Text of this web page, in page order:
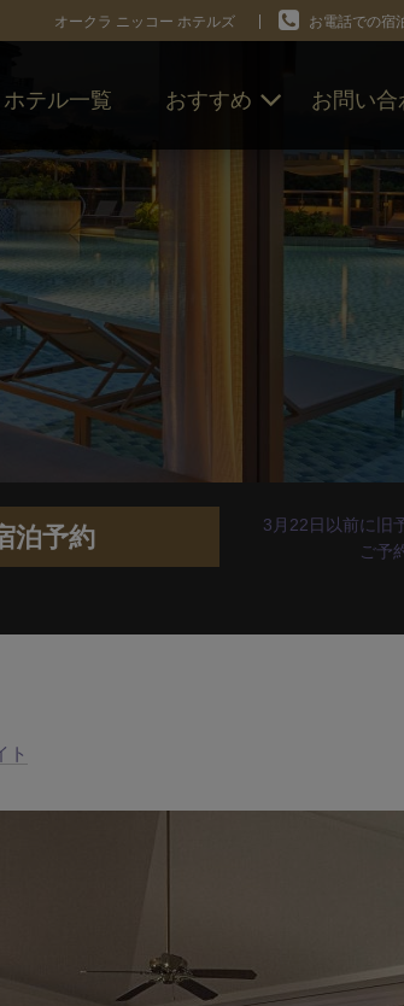
お電話での宿
オークラ ニッコー ホテルズ
ホテル一覧 おすすめ お問い合
3月22日以前に旧
ご予
ト